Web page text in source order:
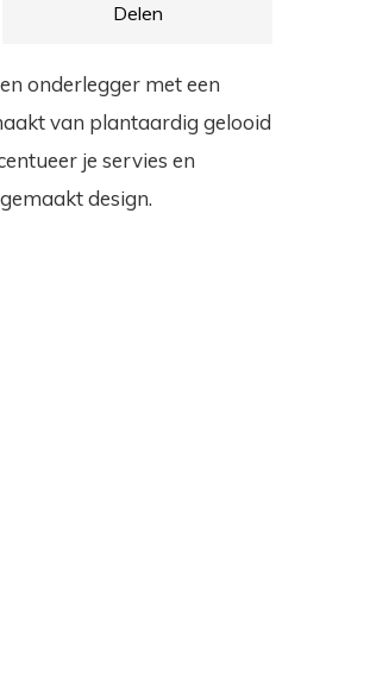
Delen
onderlegger met een
van plantaardig gelooid
je servies en
design.